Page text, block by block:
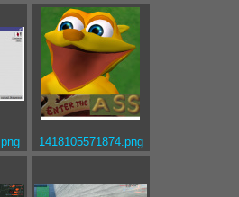
1418105571874.png